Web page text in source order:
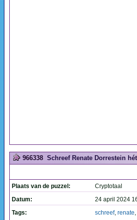
966338 Schreef Renate Dorrestein
Plaats van de puzzel:
Cryptotaal
Datum:
24 april 2024
Tags:
schreef, renate,